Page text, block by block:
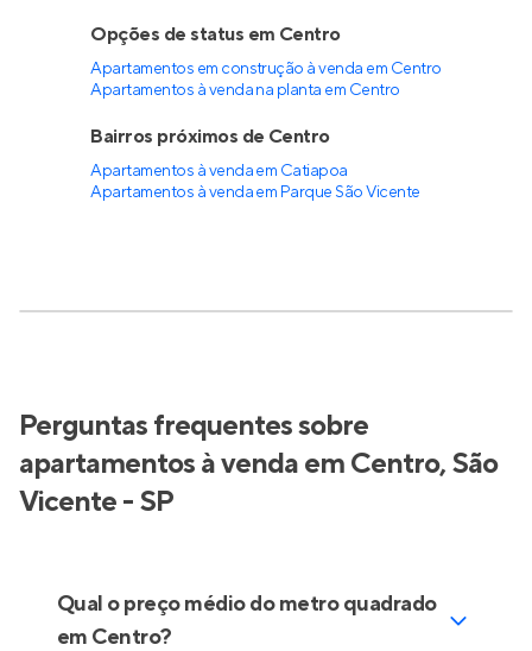
Opções de status em Centro
Apartamentos em construção à venda em Centro
Apartamentos à venda na planta em Centro
Bairros próximos de Centro
Apartamentos à venda em Catiapoa
Apartamentos à venda em Parque São Vicente
Perguntas frequentes sobre
apartamentos à venda em Centro, São
Vicente - SP
Qual o preço médio do metro quadrado
em Centro?